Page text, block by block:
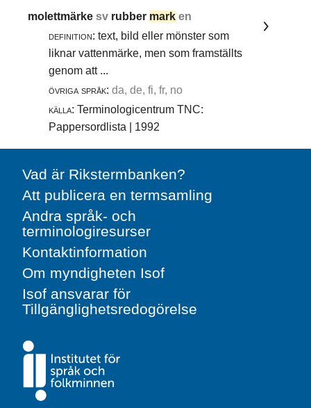
molettmärkesv rubber mark en
definition: text, bild eller mönster som
liknar vattenmärke, men som framställts
genom att ...
övriga språk: da, de, fi, fr, no
källa: Terminologicentrum TNC:
Pappersordlista | 1992
Vad är Rikstermbanken?
Att publicera en termsamling
Andra språk- och
terminologiresurser
Kontaktinformation
Om myndigheten Isof
Isof ansvarar för
Tillgänglighetsredogörelse